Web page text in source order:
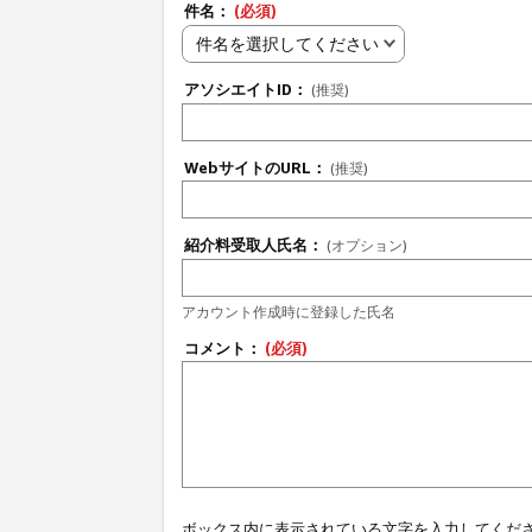
件名： (必須)
件名を選択してください
アソシエイトID： (推奨)
WebサイトのURL： (推奨)
紹介料受取人氏名： (オプション)
アカウント作成時に登録した氏名
コメント： (必須)